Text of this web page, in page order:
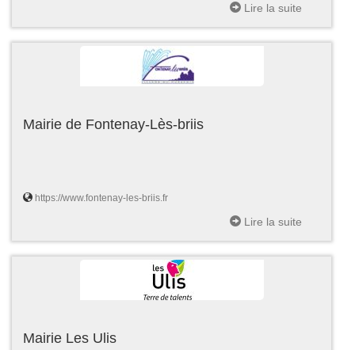
Lire la suite
Mairie de Fontenay-Lès-briis
https://www.fontenay-les-briis.fr
Lire la suite
Mairie Les Ulis